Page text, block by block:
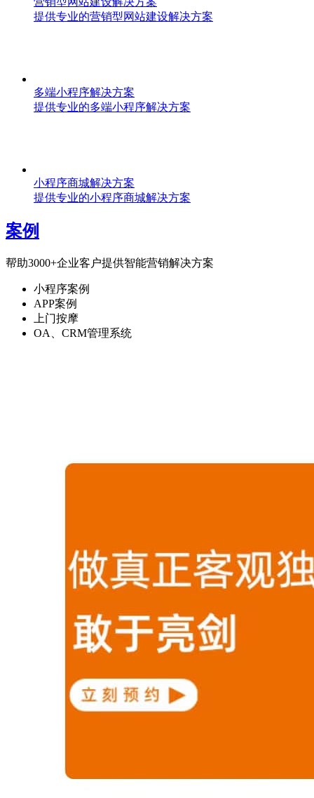
提供专业的营销型网站建设解决方案
多端小程序解决方案
提供专业的多端小程序解决方案
小程序商城解决方案
提供专业的小程序商城解决方案
案例
帮助3000+企业客户提供智能营销解决方案
小程序案例
APP案例
上门按摩
OA、CRM管理系统